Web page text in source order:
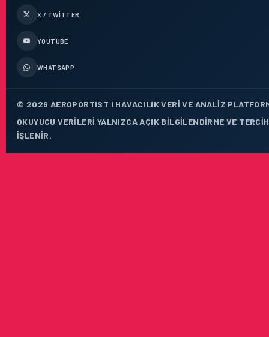
X / TWITTER
YOUTUBE
WHATSAPP
© 2026 AEROPORTIST I HAVACILIK VERI VE ANALIZ
OKUYUCU VERILERI YALNIZCA AÇIK BILGILENDIRME VE
IŞLENIR.